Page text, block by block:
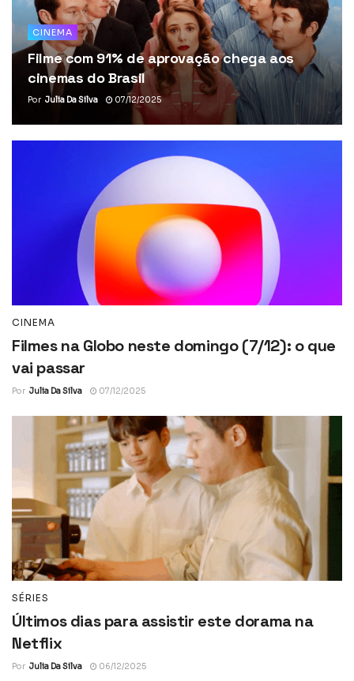
CINEMA
Filme com 91% de aprovação chega aos
cinemas do Brasil
Por Julia Da Silva 07/12/2025
CINEMA
Filmes na Globo neste domingo (7/12): o que
vai passar
Por Julia Da Silva 07/12/2025
SÉRIES
Últimos dias para assistir este dorama na
Netflix
Por Julia Da Silva 06/12/2025